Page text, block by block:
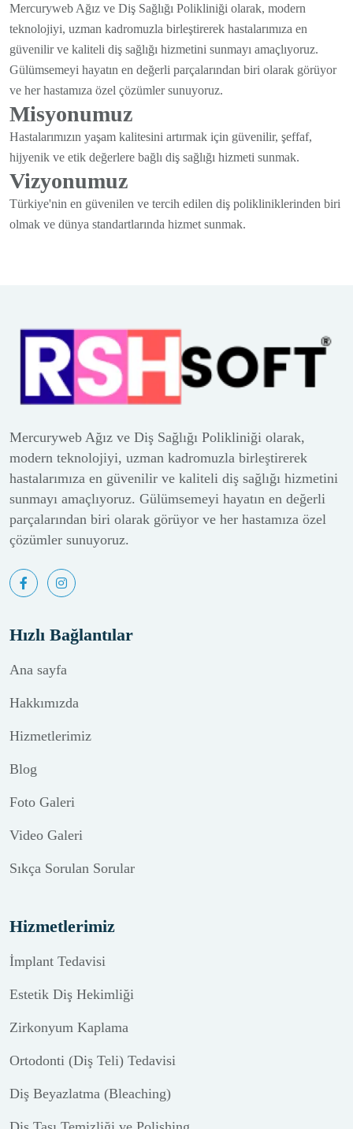
Mercuryweb Ağız ve Diş Sağlığı Polikliniği olarak, modern
teknolojiyi, uzman kadromuzla birleştirerek hastalarımıza en
güvenilir ve kaliteli diş sağlığı hizmetini sunmayı amaçlıyoruz.
Gülümsemeyi hayatın en değerli parçalarından biri olarak görüyor
ve her hastamıza özel çözümler sunuyoruz.
Misyonumuz
Hastalarımızın yaşam kalitesini artırmak için güvenilir, şeffaf,
hijyenik ve etik değerlere bağlı diş sağlığı hizmeti sunmak.
Vizyonumuz
Türkiye'nin en güvenilen ve tercih edilen diş polikliniklerinden biri
olmak ve dünya standartlarında hizmet sunmak.
Mercuryweb Ağız ve Diş Sağlığı Polikliniği olarak,
modern teknolojiyi, uzman kadromuzla birleştirerek
hastalarımıza en güvenilir ve kaliteli diş sağlığı hizmetini
sunmayı amaçlıyoruz. Gülümsemeyi hayatın en değerli
parçalarından biri olarak görüyor ve her hastamıza özel
çözümler sunuyoruz.
Hızlı Bağlantılar
Ana sayfa
Hakkımızda
Hizmetlerimiz
Blog
Foto Galeri
Video Galeri
Sıkça Sorulan Sorular
Hizmetlerimiz
İmplant Tedavisi
Estetik Diş Hekimliği
Zirkonyum Kaplama
Ortodonti (Diş Teli) Tedavisi
Diş Beyazlatma (Bleaching)